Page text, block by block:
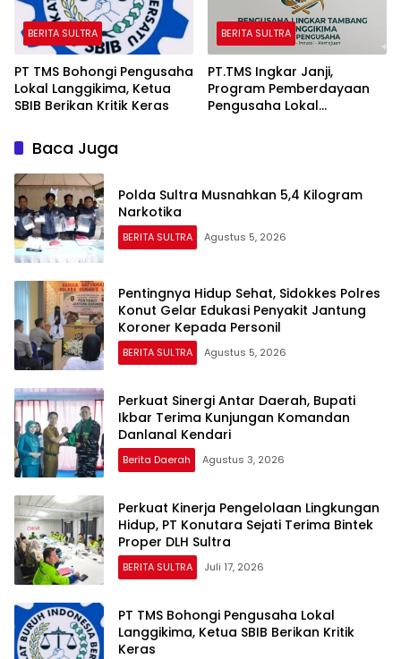
BERITA SULTRA
PT TMS Bohongi Pengusaha
Lokal Langgikima, Ketua
SBIB Berikan Kritik Keras
BERITA SULTRA
PT.TMS Ingkar Janji,
Program Pemberdayaan
Pengusaha Lokal
Baca Juga
Polda Sultra Musnahkan 5,4 Kilogram
Narkotika
BERITA SULTRA Agustus 5, 2026
Pentingnya Hidup Sehat, Sidokkes Polres
Konut Gelar Edukasi Penyakit Jantung
Koroner Kepada Personil
BERITA SULTRA Agustus 5, 2026
Perkuat Sinergi Antar Daerah, Bupati
Ikbar Terima Kunjungan Komandan
Danlanal Kendari
Berita Daerah Agustus 3, 2026
Perkuat Kinerja Pengelolaan Lingkungan
Hidup, PT Konutara Sejati Terima Bintek
Proper DLH Sultra
BERITA SULTRA Juli 17, 2026
PT TMS Bohongi Pengusaha Lokal
Langgikima, Ketua SBIB Berikan Kritik
Keras